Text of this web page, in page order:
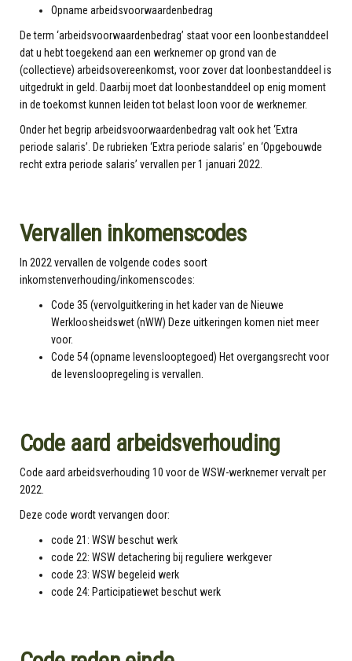
Opname arbeidsvoorwaardenbedrag
De term ‘arbeidsvoorwaardenbedrag’ staat voor een loonbestanddeel
dat u hebt toegekend aan een werknemer op grond van de
(collectieve) arbeidsovereenkomst, voor zover dat loonbestanddeel is
uitgedrukt in geld. Daarbij moet dat loonbestanddeel op enig moment
in de toekomst kunnen leiden tot belast loon voor de werknemer.
Onder het begrip arbeidsvoorwaardenbedrag valt ook het ‘Extra
periode salaris’. De rubrieken ‘Extra periode salaris’ en ‘Opgebouwde
recht extra periode salaris’ vervallen per 1 januari 2022.
Vervallen inkomenscodes
In 2022 vervallen de volgende codes soort
inkomstenverhouding/inkomenscodes:
Code 35 (vervolguitkering in het kader van de Nieuwe
Werkloosheidswet (nWW) Deze uitkeringen komen niet meer
voor.
Code 54 (opname levenslooptegoed) Het overgangsrecht voor
de levensloopregeling is vervallen.
Code aard arbeidsverhouding
Code aard arbeidsverhouding 10 voor de WSW-werknemer vervalt per
2022.
Deze code wordt vervangen door:
code 21: WSW beschut werk
code 22: WSW detachering bij reguliere werkgever
code 23: WSW begeleid werk
code 24: Participatiewet beschut werk